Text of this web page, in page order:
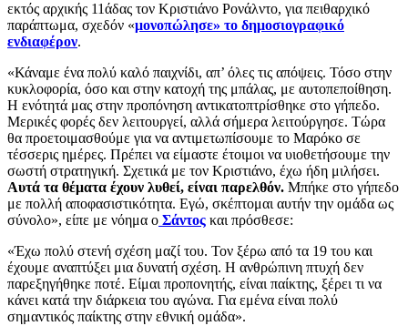
εκτός αρχικής 11άδας τον Κριστιάνο Ρονάλντο, για πειθαρχικό
παράπτωμα, σχεδόν «μονοπώλησε» το δημοσιογραφικό
ενδιαφέρον.
«Κάναμε ένα πολύ καλό παιχνίδι, απ’ όλες τις απόψεις. Τόσο στην
κυκλοφορία, όσο και στην κατοχή της μπάλας, με αυτοπεποίθηση.
Η ενότητά μας στην προπόνηση αντικατοπτρίσθηκε στο γήπεδο.
Μερικές φορές δεν λειτουργεί, αλλά σήμερα λειτούργησε. Τώρα
θα προετοιμασθούμε για να αντιμετωπίσουμε το Μαρόκο σε
τέσσερις ημέρες. Πρέπει να είμαστε έτοιμοι να υιοθετήσουμε την
σωστή στρατηγική. Σχετικά με τον Κριστιάνο, έχω ήδη μιλήσει.
Αυτά τα θέματα έχουν λυθεί, είναι παρελθόν. Μπήκε στο γήπεδο
με πολλή αποφασιστικότητα. Εγώ, σκέπτομαι αυτήν την ομάδα ως
σύνολο», είπε με νόημα ο Σάντος και πρόσθεσε:
«Έχω πολύ στενή σχέση μαζί του. Τον ξέρω από τα 19 του και
έχουμε αναπτύξει μια δυνατή σχέση. Η ανθρώπινη πτυχή δεν
παρεξηγήθηκε ποτέ. Είμαι προπονητής, είναι παίκτης, ξέρει τι να
κάνει κατά την διάρκεια του αγώνα. Για εμένα είναι πολύ
σημαντικός παίκτης στην εθνική ομάδα».